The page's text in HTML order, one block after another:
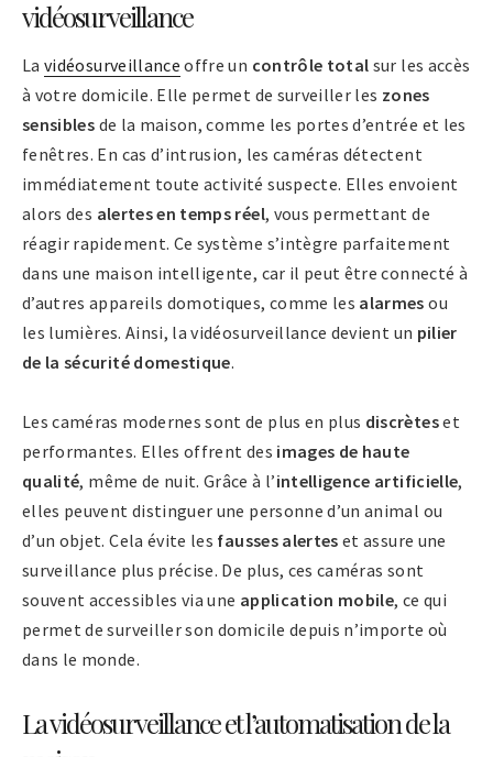
vidéosurveillance
Lavidéosurveillance offre un contrôle total sur les accès
à votre domicile. Elle permet de surveiller les zones
sensibles de la maison, comme les portes d’entrée et les
fenêtres. En cas d’intrusion, les caméras détectent
immédiatement toute activité suspecte. Elles envoient
alors des alertes en temps réel, vous permettant de
réagir rapidement. Ce système s’intègre parfaitement
dans une maison intelligente, car il peut être connecté à
d’autres appareils domotiques, comme les alarmes ou
les lumières. Ainsi, la vidéosurveillance devient un pilier
de la sécurité domestique.
Les caméras modernes sont de plus en plus discrèteset
performantes. Elles offrent des images de haute
qualité, même de nuit. Grâce à l’intelligence artificielle,
elles peuvent distinguer une personne d’un animal ou
d’un objet. Cela évite les fausses alertes et assure une
surveillance plus précise. De plus, ces caméras sont
souvent accessibles via une application mobile, ce qui
permet de surveiller son domicile depuis n’importe où
dans le monde.
La vidéosurveillance et l’automatisation de la